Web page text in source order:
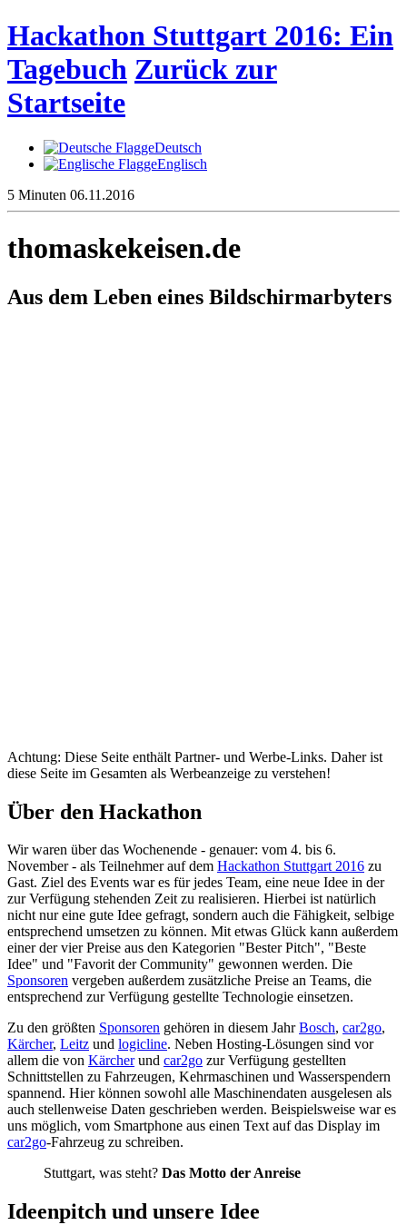
Hackathon Stuttgart 2016: Ein
Tagebuch Zurück zur
Startseite
Deutsch
Englisch
5 Minuten 06.11.2016
thomaskekeisen.de
Aus dem Leben eines Bildschirmarbyters
Achtung: Diese Seite enthält Partner- und Werbe-Links. Daher ist
diese Seite im Gesamten als Werbeanzeige zu verstehen!
Über den Hackathon
Wir waren über das Wochenende - genauer: vom 4. bis 6.
November - als Teilnehmer auf dem Hackathon Stuttgart 2016 zu
Gast. Ziel des Events war es für jedes Team, eine neue Idee in der
zur Verfügung stehenden Zeit zu realisieren. Hierbei ist natürlich
nicht nur eine gute Idee gefragt, sondern auch die Fähigkeit, selbige
entsprechend umsetzen zu können. Mit etwas Glück kann außerdem
einer der vier Preise aus den Kategorien "Bester Pitch", "Beste
Idee" und "Favorit der Community" gewonnen werden. Die
Sponsoren vergeben außerdem zusätzliche Preise an Teams, die
entsprechend zur Verfügung gestellte Technologie einsetzen.
Zu den größten Sponsoren gehören in diesem JahrBosch, car2go,
Kärcher, Leitz und logicline. Neben Hosting-Lösungen sind vor
allem die von Kärcherund car2go zur Verfügung gestellten
Schnittstellen zu Fahrzeugen, Kehrmaschinen und Wasserspendern
spannend. Hier können sowohl alle Maschinendaten ausgelesen als
auch stellenweise Daten geschrieben werden. Beispielsweise war es
uns möglich, vom Smartphone aus einen Text auf das Display im
car2go-Fahrzeug zu schreiben.
Stuttgart, was steht? Das Motto der Anreise
Ideenpitch und unsere Idee